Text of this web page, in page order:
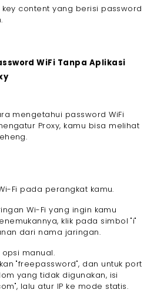
key content yang berisi password
WiFi Tanpa Aplikasi
mengetahui password WiFi
Proxy, kamu bisa melihat
Fi pada perangkat kamu.
Wi-Fi yang ingin kamu
klik pada simbol "i"
dari nama jaringan.
manual.
"freepassword", dan untuk port
yang tidak digunakan, isi
lalu atur IP ke mode statis.